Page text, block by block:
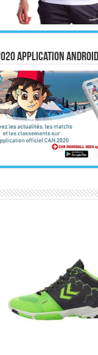
Application Android